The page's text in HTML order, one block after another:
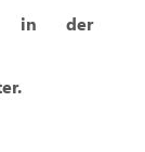
in der